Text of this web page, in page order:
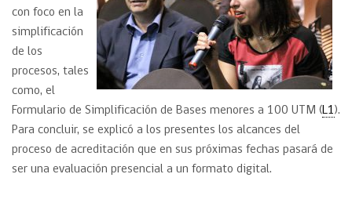
con foco en la
simplificación
de los
procesos, tales
como, el
Formulario de Simplificación de Bases menores a 100 UTM (L1).
Para concluir, se explicó a los presentes los alcances del
proceso de acreditación que en sus próximas fechas pasará de
ser una evaluación presencial a un formato digital.